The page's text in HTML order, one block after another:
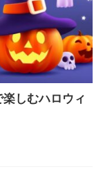
しむハロウィ